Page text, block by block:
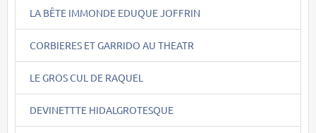
LA BÊTE IMMONDE EDUQUE JOFFRIN
CORBIERES ET GARRIDO AU THEATR
LE GROS CUL DE RAQUEL
DEVINETTTE HIDALGROTESQUE